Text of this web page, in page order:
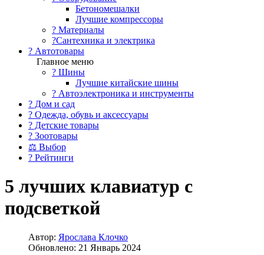
Бетономешалки
Лучшие компрессоры
? Материалы
?Сантехника и электрика
? Автотовары
Главное меню
? Шины
Лучшие китайские шины
? Автоэлектроника и инструменты
? Дом и сад
? Одежда, обувь и аксессуары
? Детские товары
? Зоотовары
⚖ Выбор
? Рейтинги
5 лучших клавиатур с
подсветкой
Автор: Ярослава Клочко
Обновлено: 21 Январь 2024